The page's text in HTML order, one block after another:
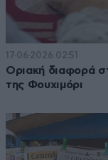
17·06·2026 02:51
Οριακή διαφορά
της Φουχιμόρι